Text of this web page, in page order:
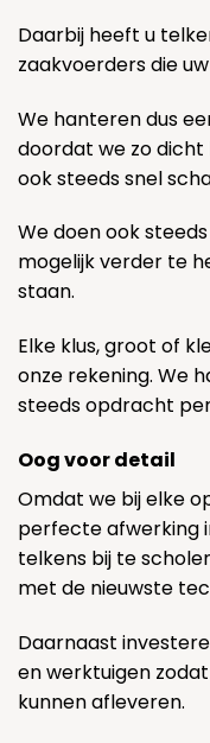
Daarbij heeft u
zaakvoerders die
We hanteren dus
doordat we zo dicht
ook steeds snel
We doen ook
mogelijk verder te
staan.
Elke klus, groot of
onze rekening. We
steeds opdracht
Oog voor detail
Omdat we bij elke
perfecte afwerking
telkens bij te
met de nieuwste
Daarnaast
en werktuigen
kunnen afleveren.